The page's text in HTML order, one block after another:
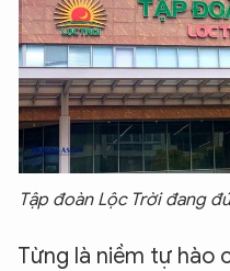
Tập đoàn Lộc Trời đang
Từng là niềm tự hào